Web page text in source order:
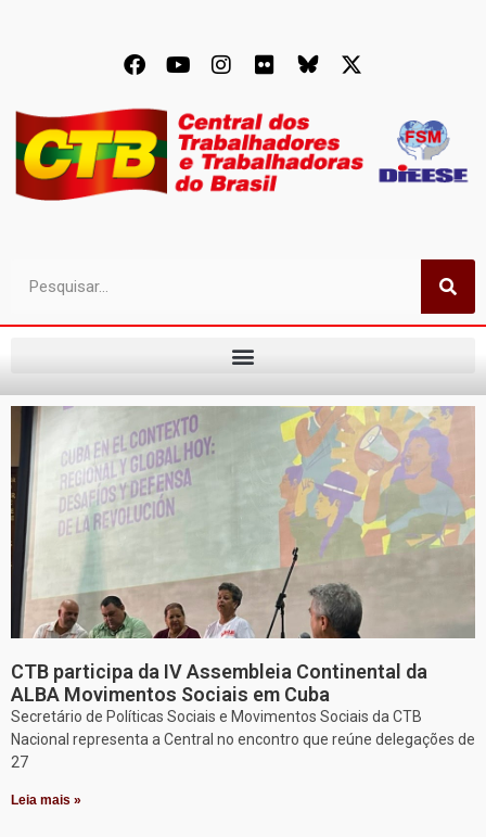
CTB participa da IV Assembleia Continental da
ALBA Movimentos Sociais em Cuba
Secretário de Políticas Sociais e Movimentos Sociais da CTB
Nacional representa a Central no encontro que reúne delegações de
27
Leia mais »